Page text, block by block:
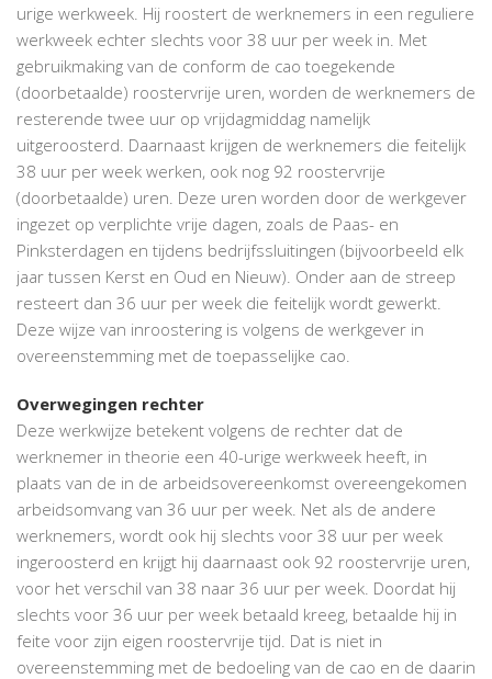
urige werkweek. Hij roostert de werknemers in een reguliere
werkweek echter slechts voor 38 uur per week in. Met
gebruikmaking van de conform de cao toegekende
(doorbetaalde) roostervrije uren, worden de werknemers de
resterende twee uur op vrijdagmiddag namelijk
uitgeroosterd. Daarnaast krijgen de werknemers die feitelijk
38 uur per week werken, ook nog 92 roostervrije
(doorbetaalde) uren. Deze uren worden door de werkgever
ingezet op verplichte vrije dagen, zoals de Paas- en
Pinksterdagen en tijdens bedrijfssluitingen (bijvoorbeeld elk
jaar tussen Kerst en Oud en Nieuw). Onder aan de streep
resteert dan 36 uur per week die feitelijk wordt gewerkt.
Deze wijze van inroostering is volgens de werkgever in
overeenstemming met de toepasselijke cao.
Overwegingen rechter
Deze werkwijze betekent volgens de rechter dat de
werknemer in theorie een 40-urige werkweek heeft, in
plaats van de in de arbeidsovereenkomst overeengekomen
arbeidsomvang van 36 uur per week. Net als de andere
werknemers, wordt ook hij slechts voor 38 uur per week
ingeroosterd en krijgt hij daarnaast ook 92 roostervrije uren,
voor het verschil van 38 naar 36 uur per week. Doordat hij
slechts voor 36 uur per week betaald kreeg, betaalde hij in
feite voor zijn eigen roostervrije tijd. Dat is niet in
overeenstemming met de bedoeling van de cao en de daarin